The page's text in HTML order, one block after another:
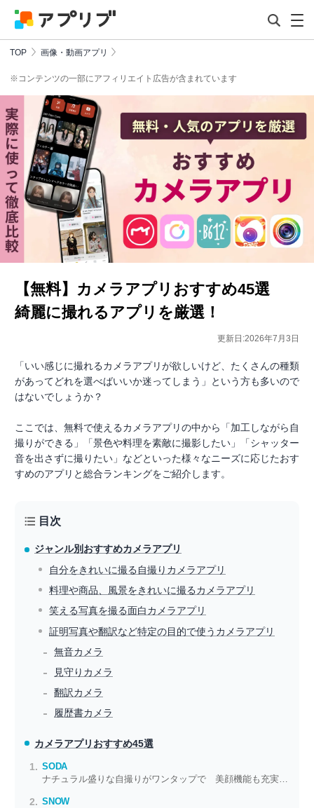
TOP 画像・動画アプリ
※コンテンツの一部にアフィリエイト広告が含まれています
【無料】カメラアプリおすすめ45選
綺麗に撮れるアプリを厳選！
更新日:2026年7月3日
「いい感じに撮れるカメラアプリが欲しいけど、たくさんの種類
があってどれを選べばいいか迷ってしまう」という方も多いので
はないでしょうか？
ここでは、無料で使えるカメラアプリの中から「加工しながら自
撮りができる」「景色や料理を素敵に撮影したい」「シャッター
音を出さずに撮りたい」などといった様々なニーズに応じたおす
すめのアプリと総合ランキングをご紹介します。
目次
ジャンル別おすすめカメラアプリ
自分をきれいに撮る自撮りカメラアプリ
料理や商品、風景をきれいに撮るカメラアプリ
笑える写真を撮る面白カメラアプリ
証明写真や翻訳など特定の目的で使うカメラアプリ
無音カメラ
見守りカメラ
翻訳カメラ
履歴書カメラ
カメラアプリ おすすめ45選
SODA
ナチュラル盛りな自撮りがワンタップで 美顔機能も充実したカメラアプリ
SNOW